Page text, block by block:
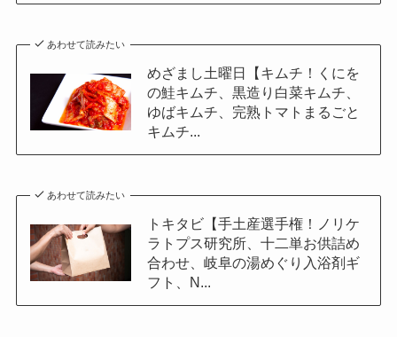
あわせて読みたい
めざまし土曜日【キムチ！くにを
の鮭キムチ、黒造り白菜キムチ、
ゆばキムチ、完熟トマトまるごと
キムチ...
あわせて読みたい
トキタビ【手土産選手権！ノリケ
ラトプス研究所、十二単お供詰め
合わせ、岐阜の湯めぐり入浴剤ギ
フト、N...